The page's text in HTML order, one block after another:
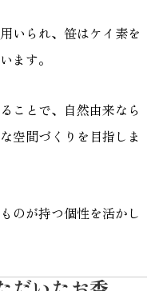
いられ、笹はケイ素を
ます。
ことで、自然由来なら
空間づくりを目指しま
のが持つ個性を活かし